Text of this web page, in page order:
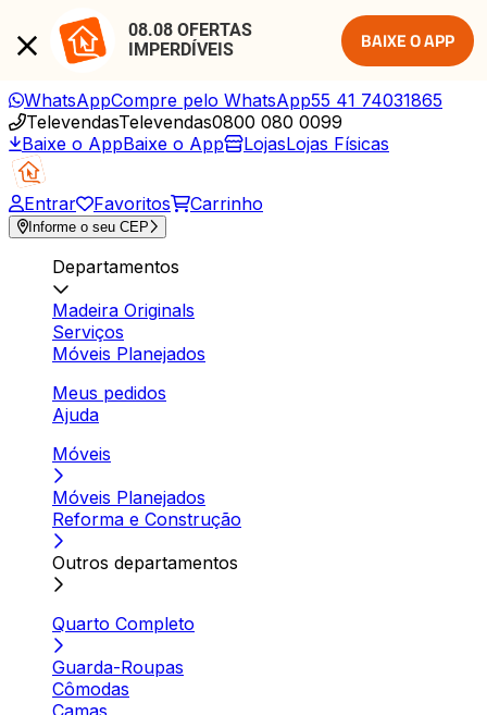
08.08 OFERTAS
IMPERDÍVEIS
BAIXE O APP
WhatsAppCompre pelo WhatsApp55 41 74031865
TelevendasTelevendas0800 080 0099
Baixe o AppBaixe o App LojasLojas Físicas
Entrar Favoritos Carrinho
Informe o seu CEP
Departamentos
Madeira Originals
Serviços
Móveis Planejados
Meus pedidos
Ajuda
Móveis
Móveis Planejados
Reforma e Construção
Outros departamentos
Quarto Completo
Guarda-Roupas
Cômodas
Camas